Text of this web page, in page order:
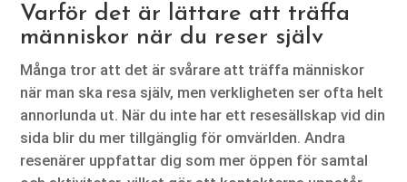
Varför det är lättare att träffa
människor när du reser själv
Många tror att det är svårare att träffa människor
när man ska resa själv, men verkligheten ser ofta helt
annorlunda ut. När du inte har ett resesällskap vid din
sida blir du mer tillgänglig för omvärlden. Andra
resenärer uppfattar dig som mer öppen för samtal